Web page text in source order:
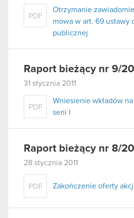
PDF
Otrzymanie
mowa w art. 69 ustawy
publicznej
Raport bieżący nr 9/
31 stycznia 2011
PDF
Wniesienie wkładów
serii I
Raport bieżący nr 8/
28 stycznia 2011
PDF Zakończenie oferty akcji